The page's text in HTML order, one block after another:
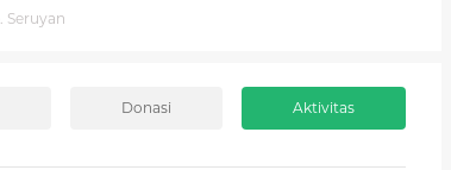
Seruyan
Donasi Aktivitas